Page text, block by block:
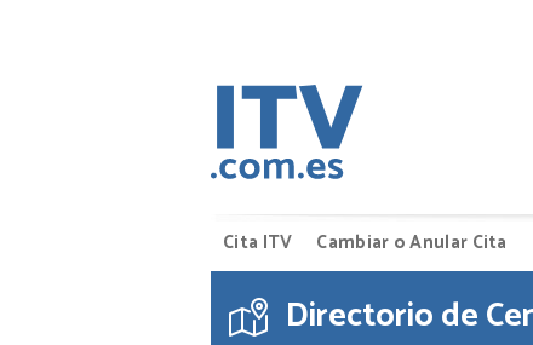
Cita ITV Cambiar o Anular Cita
Directorio de